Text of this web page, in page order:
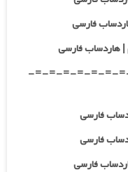
-=-=-=-=-=-=-